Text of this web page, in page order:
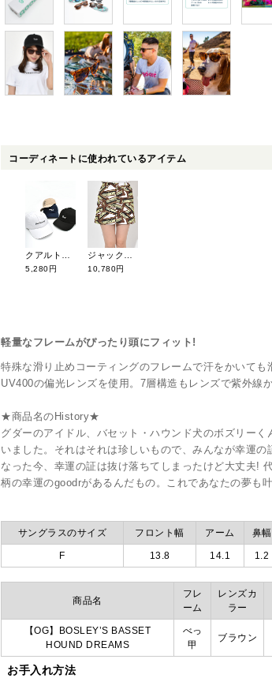
コーディネートに使われているアイテム
5,280円 10,780円
軽量なフレームがぴったり頭にフィット!
特殊な滑り止めコーティングのフレームで汗をかいても
UV400の偏光レンズを使用。7層構造もレンズで紫外線
★商品名のHistory★
グダーのアイドル、バセット・ハウンド犬のボズリー
いました。それはそれは珍しいもので、みんなが幸運の
なった今、幸運の証は抜け落ちてしまったけど大丈夫!
柄の幸運のgoodrがあるんだもの。これであなたの夢も
サングラスのサイズ フロント幅 アーム 鼻幅
F 13.8 14.1 1.2
商品名
フレ
ーム
レンズカ
ラー
【OG】BOSLEY’S BASSET
HOUND DREAMS
べっ
甲
ブラウン
お手入れ方法